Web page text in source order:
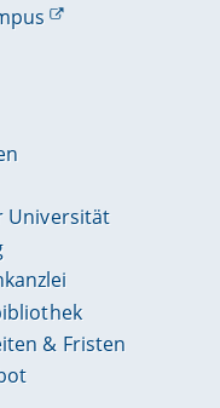
Universität
& Fristen